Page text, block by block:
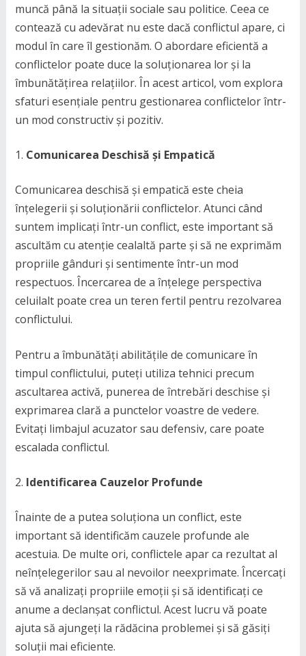
muncă până la situații sociale sau politice. Ceea ce
contează cu adevărat nu este dacă conflictul apare, ci
modul în care îl gestionăm. O abordare eficientă a
conflictelor poate duce la soluționarea lor și la
îmbunătățirea relațiilor. În acest articol, vom explora
sfaturi esențiale pentru gestionarea conflictelor într-
un mod constructiv și pozitiv.
Comunicarea Deschisă și Empatică
Comunicarea deschisă și empatică este cheia
înțelegerii și soluționării conflictelor. Atunci când
suntem implicați într-un conflict, este important să
ascultăm cu atenție cealaltă parte și să ne exprimăm
propriile gânduri și sentimente într-un mod
respectuos. Încercarea de a înțelege perspectiva
celuilalt poate crea un teren fertil pentru rezolvarea
conflictului.
Pentru a îmbunătăți abilitățile de comunicare în
timpul conflictului, puteți utiliza tehnici precum
ascultarea activă, punerea de întrebări deschise și
exprimarea clară a punctelor voastre de vedere.
Evitați limbajul acuzator sau defensiv, care poate
escalada conflictul.
Identificarea Cauzelor Profunde
Înainte de a putea soluționa un conflict, este
important să identificăm cauzele profunde ale
acestuia. De multe ori, conflictele apar ca rezultat al
neînțelegerilor sau al nevoilor neexprimate. Încercați
să vă analizați propriile emoții și să identificați ce
anume a declanșat conflictul. Acest lucru vă poate
ajuta să ajungeți la rădăcina problemei și să găsiți
soluții mai eficiente.